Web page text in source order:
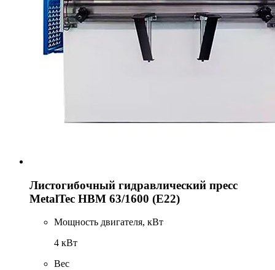
Листогибочный гидравлический пресс
MetalTec HBM 63/1600 (E22)
Мощность двигателя, кВт
4 кВт
Вес